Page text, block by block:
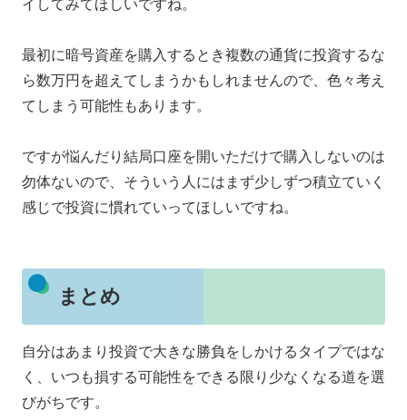
イしてみてほしいですね。
最初に暗号資産を購入するとき複数の通貨に投資するな
ら数万円を超えてしまうかもしれませんので、色々考え
てしまう可能性もあります。
ですが悩んだり結局口座を開いただけで購入しないのは
勿体ないので、そういう人にはまず少しずつ積立ていく
感じで投資に慣れていってほしいですね。
まとめ
自分はあまり投資で大きな勝負をしかけるタイプではな
く、いつも損する可能性をできる限り少なくなる道を選
びがちです。